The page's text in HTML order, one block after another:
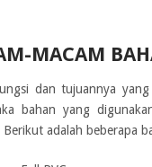
MACAM
dan tujuannya
bahan yang
adalah beberapa